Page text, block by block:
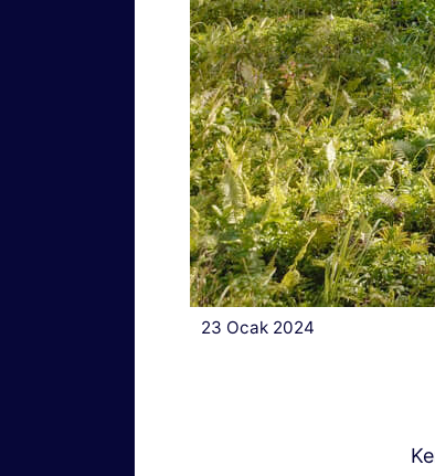
23 Ocak 2024